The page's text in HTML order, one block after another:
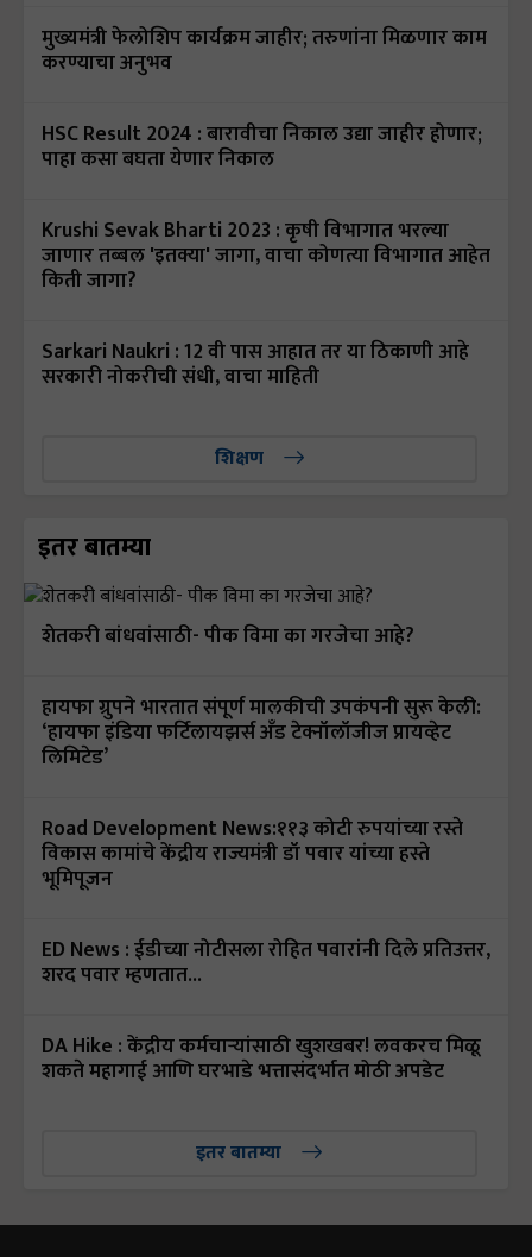
मुख्यमंत्री फेलोशिप कार्यक्रम जाहीर; तरुणांना मिळणार काम
करण्याचा अनुभव
HSC Result 2024 : बारावीचा निकाल उद्या जाहीर होणार;
पाहा कसा बघता येणार निकाल
Krushi Sevak Bharti 2023 : कृषी विभागात भरल्या
जाणार तब्बल 'इतक्या' जागा, वाचा कोणत्या विभागात आहेत
किती जागा?
Sarkari Naukri : 12 वी पास आहात तर या ठिकाणी आहे
सरकारी नोकरीची संधी, वाचा माहिती
शिक्षण
इतर बातम्या
शेतकरी बांधवांसाठी- पीक विमा का गरजेचा आहे?
हायफा ग्रुपने भारतात संपूर्ण मालकीची उपकंपनी सुरू केली:
‘हायफा इंडिया फर्टिलायझर्स अँड टेक्नॉलॉजीज प्रायव्हेट
लिमिटेड’
Road Development News:११३ कोटी रुपयांच्या रस्ते
विकास कामांचे केंद्रीय राज्यमंत्री डॉ पवार यांच्या हस्ते
भूमिपूजन
ED News : ईडीच्या नोटीसला रोहित पवारांनी दिले प्रतिउत्तर,
शरद पवार म्हणतात...
DA Hike : केंद्रीय कर्मचाऱ्यांसाठी खुशखबर! लवकरच मिळू
शकते महागाई आणि घरभाडे भत्तासंदर्भात मोठी अपडेट
इतर बातम्या